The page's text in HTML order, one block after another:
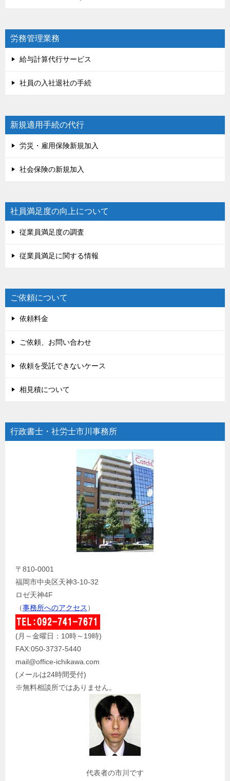
労務管理業務
給与計算代行サービス
社員の入社退社の手続
新規適用手続の代行
労災・雇用保険新規加入
社会保険の新規加入
社員満足度の向上について
従業員満足度の調査
従業員満足に関する情報
ご依頼について
依頼料金
ご依頼、お問い合わせ
依頼を受託できないケース
相見積について
行政書士・社労士市川事務所
〒810-0001
福岡市中央区天神3-10-32
ロゼ天神4F
（事務所へのアクセス ）
(月～金曜日：10時～19時)
FAX:050-3737-5440
mail@office-ichikawa.com
(メールは24時間受付)
※無料相談所ではありません。
代表者の市川です